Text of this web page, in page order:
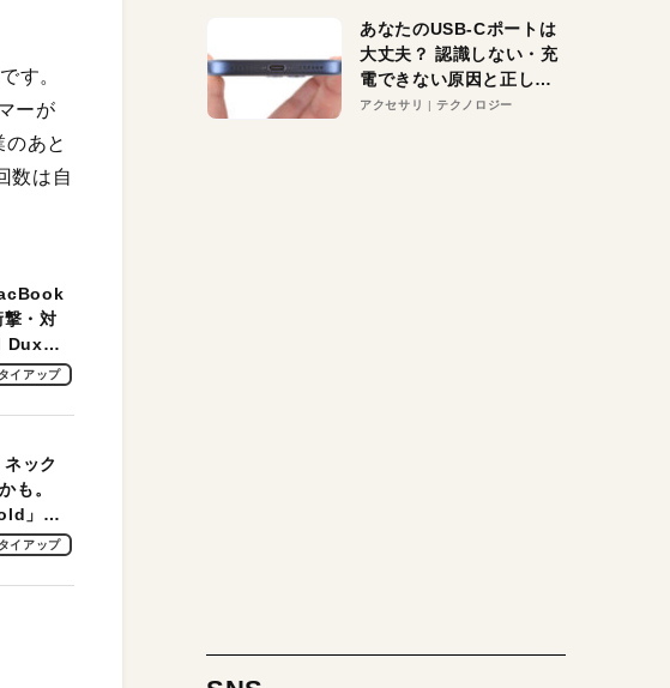
す。
ーが
あと
数は自
・対
Dux
ビジネ
タイアップ
ック
も。
」レ
着する
タイアップ
あなたのUSB-Cポートは
大丈夫？ 認識しない・充
電できない原因と正しい
対策
アクセサリ テクノロジー